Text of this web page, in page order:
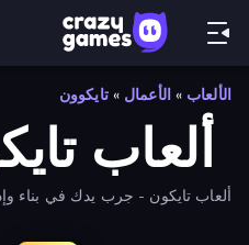
الألعاب » الأعمال » تايكوون
ألعاب
ألعاب تايكون - جرب يدك في بناء